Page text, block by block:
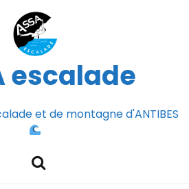
escalade
et de montagne d'ANTIBES